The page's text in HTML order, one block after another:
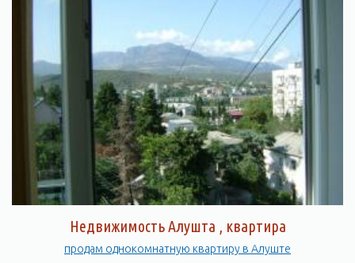
Недвижимость Алушта , квартира
продам однокомнатную квартиру в Алуште